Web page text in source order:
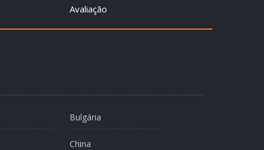
Avaliação
Bulgária
China